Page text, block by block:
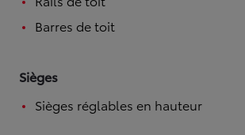
Barres de toit
Sièges
Sièges réglables en hauteur